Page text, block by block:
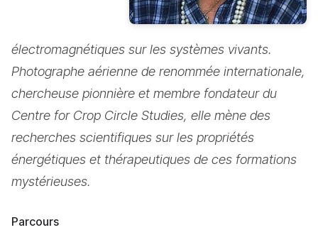
électromagnétiques sur les systèmes vivants.
Photographe aérienne de renommée internationale,
chercheuse pionnière et membre fondateur du
Centre for Crop Circle Studies, elle mène des
recherches scientifiques sur les propriétés
énergétiques et thérapeutiques de ces formations
mystérieuses.
Parcours